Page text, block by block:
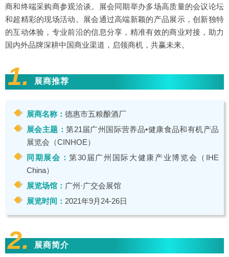
商和终端采购商参观洽谈。展会同期举办多场高质量的会议论坛
和超精彩的现场活动。展会通过高端新颖的产品展示，创新独特
的互动体验，专业前沿的信息分享，精准有效的商业对接，助力
国内外品牌深耕中国商业渠道，启领商机，共赢未来。
1. 展商推荐
展商名称： 德惠市五粮酿酒厂
展会主题：第21届广州国际营养品•健康食品和有机产品
展览会（CINHOE）
同期展会：第30届广州国际大健康产业博览会（IHE
China）
展览场馆： 广州·广交会展馆
展览时间： 2021年9月24-26日
2. 展商简介